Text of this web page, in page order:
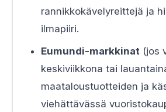
rannikkokävelyreittejä ja
ilmapiiri.
Eumundi-markkinat (jos
keskiviikkona tai
maataloustuotteiden ja
viehättävässä